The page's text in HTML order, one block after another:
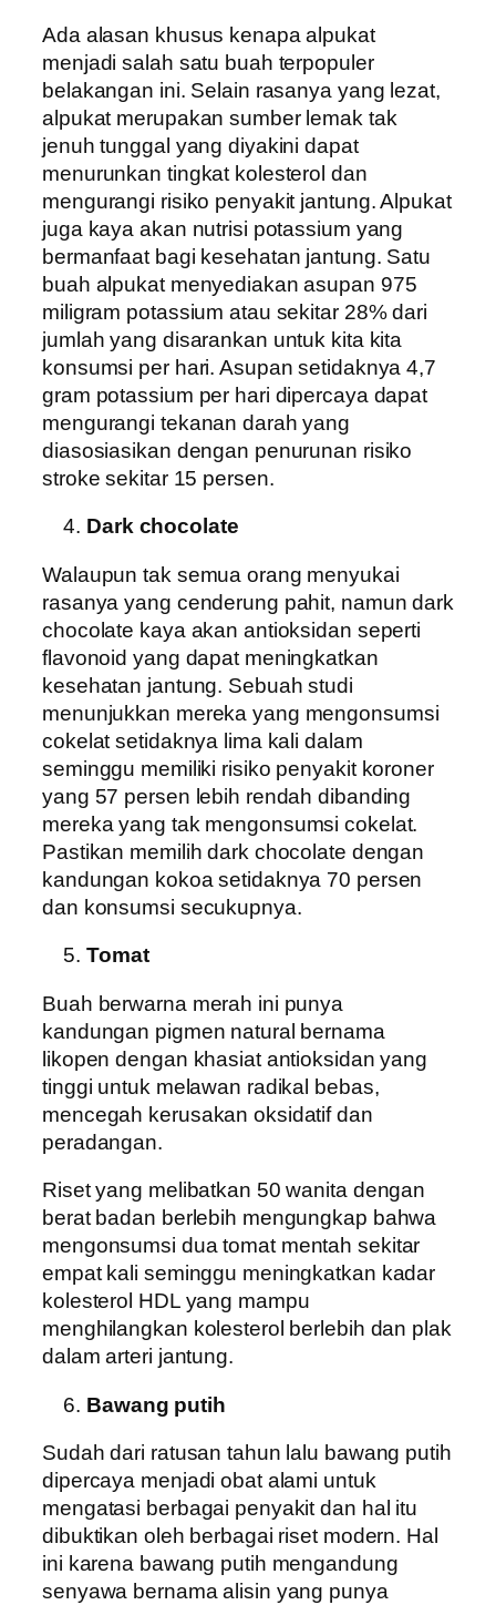
Ada alasan khusus kenapa alpukat
menjadi salah satu buah terpopuler
belakangan ini. Selain rasanya yang lezat,
alpukat merupakan sumber lemak tak
jenuh tunggal yang diyakini dapat
menurunkan tingkat kolesterol dan
mengurangi risiko penyakit jantung. Alpukat
juga kaya akan nutrisi potassium yang
bermanfaat bagi kesehatan jantung. Satu
buah alpukat menyediakan asupan 975
miligram potassium atau sekitar 28% dari
jumlah yang disarankan untuk kita kita
konsumsi per hari. Asupan setidaknya 4,7
gram potassium per hari dipercaya dapat
mengurangi tekanan darah yang
diasosiasikan dengan penurunan risiko
stroke sekitar 15 persen.
Dark chocolate
Walaupun tak semua orang menyukai
rasanya yang cenderung pahit, namun dark
chocolate kaya akan antioksidan seperti
flavonoid yang dapat meningkatkan
kesehatan jantung. Sebuah studi
menunjukkan mereka yang mengonsumsi
cokelat setidaknya lima kali dalam
seminggu memiliki risiko penyakit koroner
yang 57 persen lebih rendah dibanding
mereka yang tak mengonsumsi cokelat.
Pastikan memilih dark chocolate dengan
kandungan kokoa setidaknya 70 persen
dan konsumsi secukupnya.
Tomat
Buah berwarna merah ini punya
kandungan pigmen natural bernama
likopen dengan khasiat antioksidan yang
tinggi untuk melawan radikal bebas,
mencegah kerusakan oksidatif dan
peradangan.
Riset yang melibatkan 50 wanita dengan
berat badan berlebih mengungkap bahwa
mengonsumsi dua tomat mentah sekitar
empat kali seminggu meningkatkan kadar
kolesterol HDL yang mampu
menghilangkan kolesterol berlebih dan plak
dalam arteri jantung.
Bawang putih
Sudah dari ratusan tahun lalu bawang putih
dipercaya menjadi obat alami untuk
mengatasi berbagai penyakit dan hal itu
dibuktikan oleh berbagai riset modern. Hal
ini karena bawang putih mengandung
senyawa bernama alisin yang punya